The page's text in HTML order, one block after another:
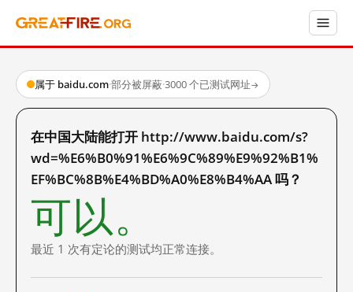
属于 baidu.com·部分被屏蔽·3000 个已测试网址→
在中国大陆能打开 http://www.baidu.com/s?
wd=%E6%B0%91%E6%9C%89%E9%92%B1%
EF%BC%8B%E4%BD%A0%E8%B4%AA 吗？
可以。
最近 1 次有定论的测试均正常连接。